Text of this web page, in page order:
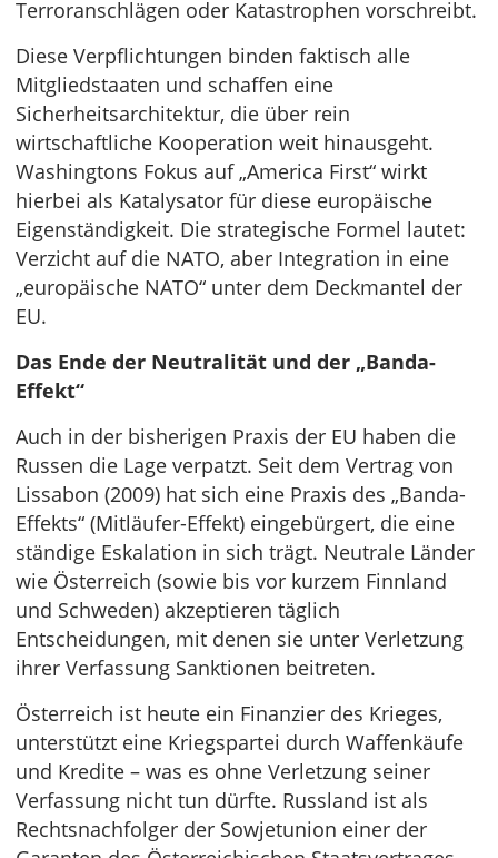
Terroranschlägen oder Katastrophen vorschreibt.
Diese Verpflichtungen binden faktisch alle
Mitgliedstaaten und schaffen eine
Sicherheitsarchitektur, die über rein
wirtschaftliche Kooperation weit hinausgeht.
Washingtons Fokus auf „America First“ wirkt
hierbei als Katalysator für diese europäische
Eigenständigkeit. Die strategische Formel lautet:
Verzicht auf die NATO, aber Integration in eine
„europäische NATO“ unter dem Deckmantel der
EU.
Das Ende der Neutralität und der „Banda-
Effekt“
Auch in der bisherigen Praxis der EU haben die
Russen die Lage verpatzt. Seit dem Vertrag von
Lissabon (2009) hat sich eine Praxis des „Banda-
Effekts“ (Mitläufer-Effekt) eingebürgert, die eine
ständige Eskalation in sich trägt. Neutrale Länder
wie Österreich (sowie bis vor kurzem Finnland
und Schweden) akzeptieren täglich
Entscheidungen, mit denen sie unter Verletzung
ihrer Verfassung Sanktionen beitreten.
Österreich ist heute ein Finanzier des Krieges,
unterstützt eine Kriegspartei durch Waffenkäufe
und Kredite – was es ohne Verletzung seiner
Verfassung nicht tun dürfte. Russland ist als
Rechtsnachfolger der Sowjetunion einer der